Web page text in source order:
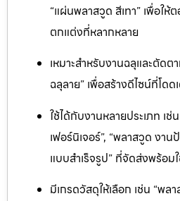
“แผ่นพลาสวูด สีเทา” เพื่อใ
ตกแต่งที่หลากหลาย
เหมาะสำหรับงานฉลุและตัด
ฉลุลาย” เพื่อสร้างดีไซน์ที่โด
ใช้ได้กับงานหลายประเภท เช่
เฟอร์นิเจอร์”, “พลาสวูด งา
แบบสำเร็จรูป” ที่จัดส่งพร้อม
มีเกรดวัสดุให้เลือก เช่น “พล